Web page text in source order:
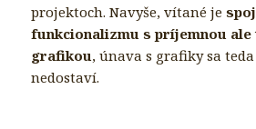
projektoch. Navyše, vítané je
funkcionalizmu s príjemnou
grafikou, únava s grafiky sa
nedostaví.